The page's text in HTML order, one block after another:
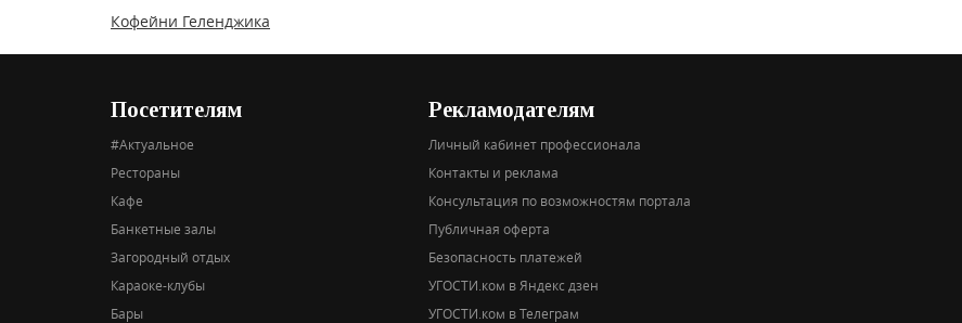
Кофейни Геленджика
Посетителям
#Актуальное
Рестораны
Кафе
Банкетные залы
Загородный отдых
Караоке-клубы
Бары
Рекламодателям
Личный кабинет профессионала
Контакты и реклама
Консультация по возможностям портала
Публичная оферта
Безопасность платежей
УГОСТИ.ком в Яндекс дзен
УГОСТИ.ком в Телеграм